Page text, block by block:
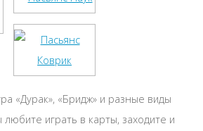
«Дурак», «Бридж» и разные виды
любите играть в карты, заходите и